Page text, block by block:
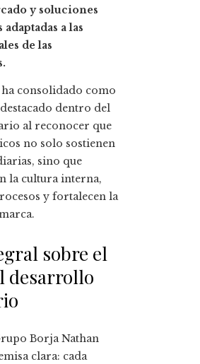
y soluciones
a las
de las
consolidado como
dentro del
al reconocer que
no solo sostienen
sino que
la cultura interna,
y fortalecen la
sobre el
desarrollo
Borja Nathan
clara: cada